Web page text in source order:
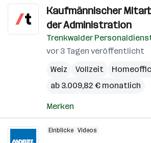
Kaufmännischer
der Administration
Trenkwalder
vor 3 Tagen veröffentlicht
Weiz
Vollzeit
ab 3.009,82 € monatlich
Merken
Einblicke Videos